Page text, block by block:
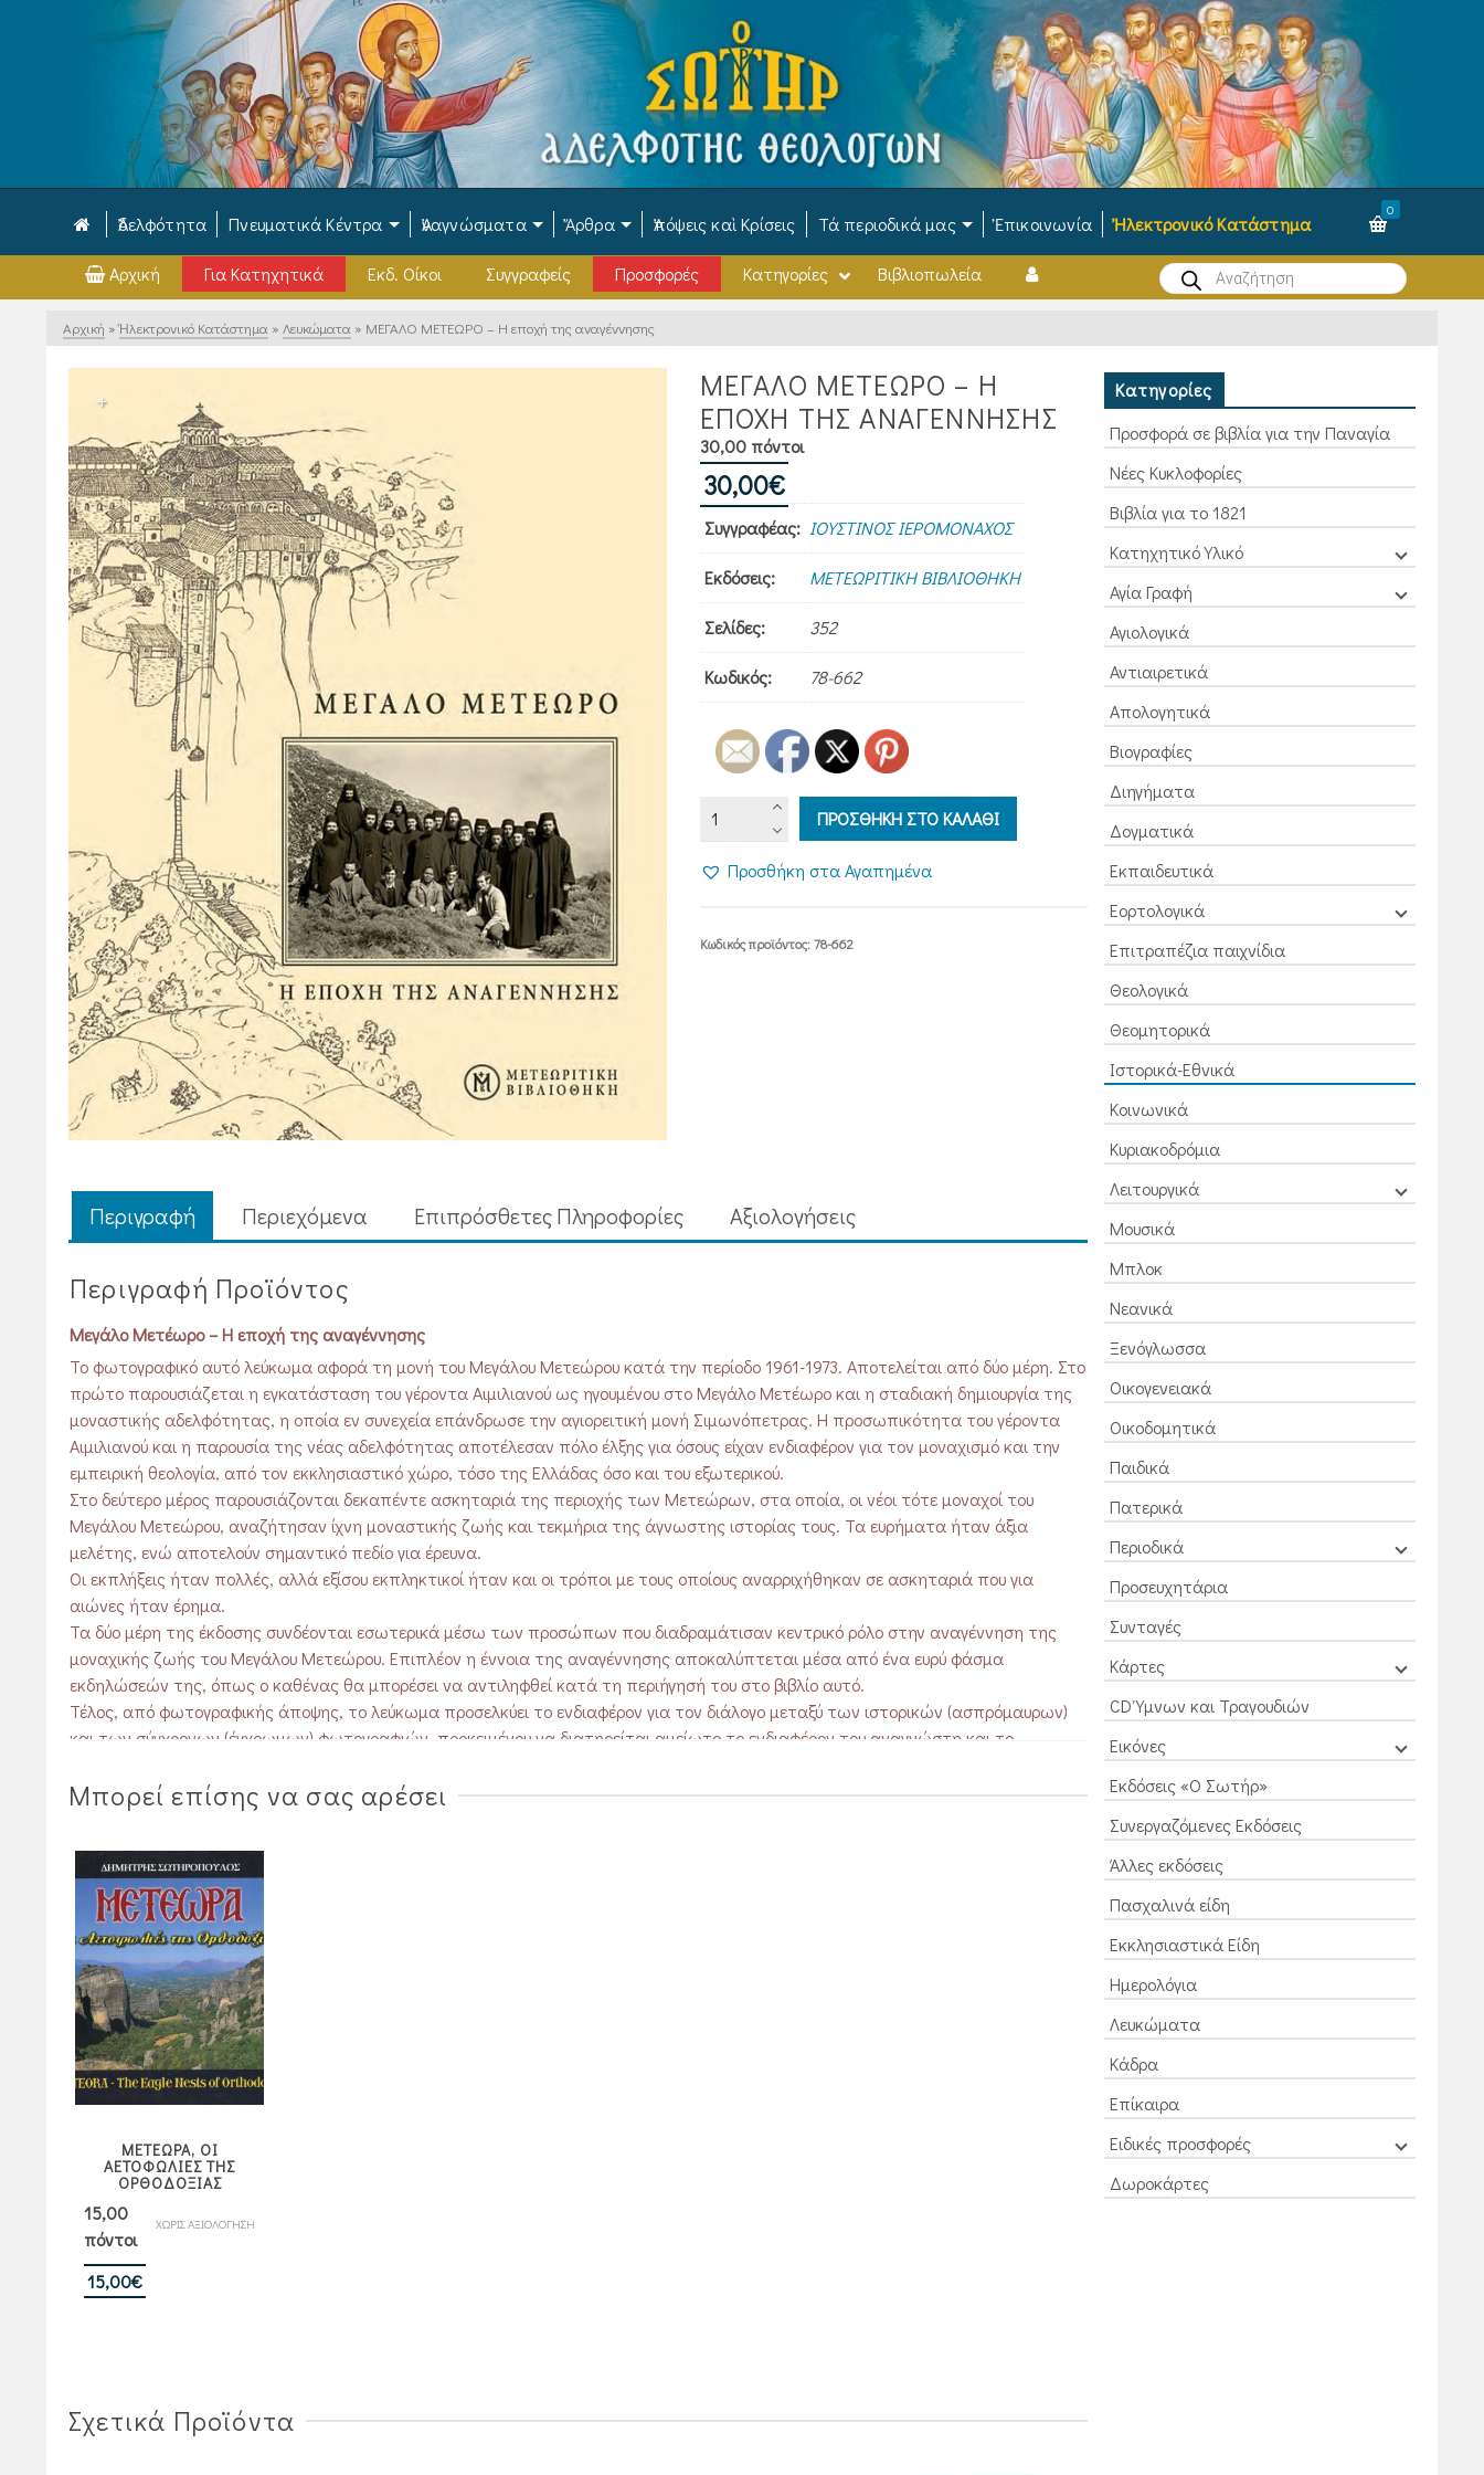
Ἀδελφότητα Πνευματικά Κέντρα Ἀναγνώσματα Ἄρθρα Ἀπόψεις καὶ Κρίσεις Τά περιοδικά μας Ἐπικοινωνία Ἠλεκτρονικό Κατάστημα
0
Products
search
Αρχική Για Κατηχητικά Εκδ. Οίκοι Συγγραφείς Προσφορές Κατηγορίες Βιβλιοπωλεία
Αρχική » Ἠλεκτρονικό Κατάστημα » Λευκώματα » ΜΕΓΑΛΟ ΜΕΤΕΩΡΟ – Η εποχή της αναγέννησης
ΜΕΓΑΛΟ ΜΕΤΕΩΡΟ – Η
ΕΠΟΧΉ ΤΗΣ ΑΝΑΓΈΝΝΗΣΗΣ
30,00 πόντοι
30,00€
Συγγραφέας: ΙΟΥΣΤΙΝΟΣ ΙΕΡΟΜΟΝΑΧΟΣ
Εκδόσεις: ΜΕΤΕΩΡΙΤΙΚΗ ΒΙΒΛΙΟΘΗΚΗ
Σελίδες: 352
Κωδικός: 78-662
ΜΕΓΑΛΟ
-
της
ΠΡΟΣΘΗΚΗ ΣΤΟ ΚΑΛΑΘΙ
Προσθήκη στα Αγαπημένα
Κωδικός προϊόντος:78-662
Περιγραφή Περιεχόμενα Επιπρόσθετες Πληροφορίες Aξιολογήσεις
Περιγραφή Προϊόντος
Μεγάλο Μετέωρο – Η εποχή της αναγέννησης
Το φωτογραφικό αυτό λεύκωμα αφορά τη μονή του Μεγάλου Μετεώρου κατά την περίοδο 1961-1973. Αποτελείται από δύο μέρη. Στο
πρώτο παρουσιάζεται η εγκατάσταση του γέροντα Αιμιλιανού ως ηγουμένου στο Μεγάλο Μετέωρο και η σταδιακή δημιουργία της
μοναστικής αδελφότητας, η οποία εν συνεχεία επάνδρωσε την αγιορειτική μονή Σιμωνόπετρας. Η προσωπικότητα του γέροντα
Αιμιλιανού και η παρουσία της νέας αδελφότητας αποτέλεσαν πόλο έλξης για όσους είχαν ενδιαφέρον για τον μοναχισμό και την
εμπειρική θεολογία, από τον εκκλησιαστικό χώρο, τόσο της Ελλάδας όσο και του εξωτερικού.
Στο δεύτερο μέρος παρουσιάζονται δεκαπέντε ασκηταριά της περιοχής των Μετεώρων, στα οποία, οι νέοι τότε μοναχοί του
Μεγάλου Μετεώρου, αναζήτησαν ίχνη μοναστικής ζωής και τεκμήρια της άγνωστης ιστορίας τους. Τα ευρήματα ήταν άξια
μελέτης, ενώ αποτελούν σημαντικό πεδίο για έρευνα.
Οι εκπλήξεις ήταν πολλές, αλλά εξίσου εκπληκτικοί ήταν και οι τρόποι με τους οποίους αναρριχήθηκαν σε ασκηταριά που για
αιώνες ήταν έρημα.
Τα δύο μέρη της έκδοσης συνδέονται εσωτερικά μέσω των προσώπων που διαδραμάτισαν κεντρικό ρόλο στην αναγέννηση της
μοναχικής ζωής του Μεγάλου Μετεώρου. Επιπλέον η έννοια της αναγέννησης αποκαλύπτεται μέσα από ένα ευρύ φάσμα
εκδηλώσεών της, όπως ο καθένας θα μπορέσει να αντιληφθεί κατά τη περιήγησή του στο βιβλίο αυτό.
Τέλος, από φωτογραφικής άποψης, το λεύκωμα προσελκύει το ενδιαφέρον για τον διάλογο μεταξύ των ιστορικών (ασπρόμαυρων)
και των σύγχρονων (έγχρωμων) φωτογραφιών, προκειμένου να διατηρείται αμείωτο το ενδιαφέρον του αναγνώστη και το
Πέραν από την παρέλαση των προσώπων, η οποία έχει, εν μέρει, τεκμηριωτικό χαρακτήρα, η αποτύπωση του φυσικού τοπίου και
οι επιλογές στις γωνίες λήψης, αναδεικνύουν την ιδιαιτερότητα του τόπου και των ασκηταριών, αλλά και παραπέμπουν στην
παρελθόντος, αλλά και το βάρος της πολυχρόνιας φθοράς.
Μπορεί επίσης να σας αρέσει
ΜΕΤΕΩΡΑ, ΟΙ
ΑΕΤΟΦΩΛΙΕΣ ΤΗΣ
ΟΡΘΟΔΟΞΙΑΣ
ΧΩΡΙΣ ΑΞΙΟΛΟΓΗΣΗ
15,00
πόντοι
15,00€
Σχετικά Προϊόντα
Κατηγορίες
Προσφορά σε βιβλία για την Παναγία
Νέες Κυκλοφορίες
Βιβλία για το 1821
Κατηχητικό Υλικό
Αγία Γραφή
Αγιολογικά
Αντιαιρετικά
Απολογητικά
Βιογραφίες
Διηγήματα
Δογματικά
Εκπαιδευτικά
Εορτολογικά
Επιτραπέζια παιχνίδια
Θεολογικά
Θεομητορικά
Ιστορικά-Εθνικά
Κοινωνικά
Κυριακοδρόμια
Λειτουργικά
Μουσικά
Μπλοκ
Νεανικά
Ξενόγλωσσα
Οικογενειακά
Οικοδομητικά
Παιδικά
Πατερικά
Περιοδικά
Προσευχητάρια
Συνταγές
Κάρτες
CD Ύμνων και Τραγουδιών
Εικόνες
Εκδόσεις «Ο Σωτήρ»
Συνεργαζόμενες Εκδόσεις
Άλλες εκδόσεις
Πασχαλινά είδη
Εκκλησιαστικά Είδη
Ημερολόγια
Λευκώματα
Κάδρα
Επίκαιρα
Ειδικές προσφορές
Δωροκάρτες